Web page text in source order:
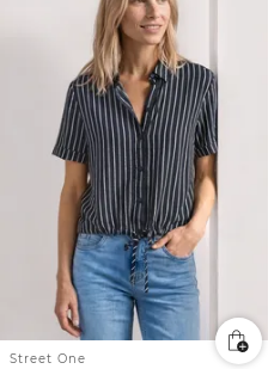
Street One